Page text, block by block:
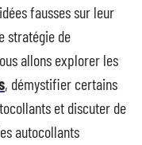
fausses sur leur
stratégie de
allons explorer les
, démystifier certains
et discuter de
autocollants